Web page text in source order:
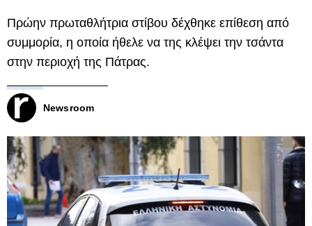
Πρώην πρωταθλήτρια στίβου δέχθηκε επίθεση από
συμμορία, η οποία ήθελε να της κλέψει την τσάντα
στην περιοχή της Πάτρας.
Newsroom